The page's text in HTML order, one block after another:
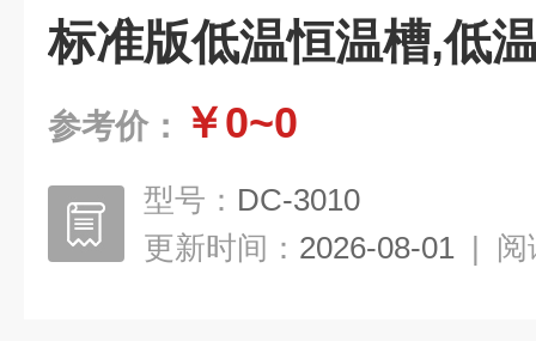
标准版低温恒温槽,低
参考价： ￥0~0
型号： DC-3010
更新时间： 2026-08-01 | 阅